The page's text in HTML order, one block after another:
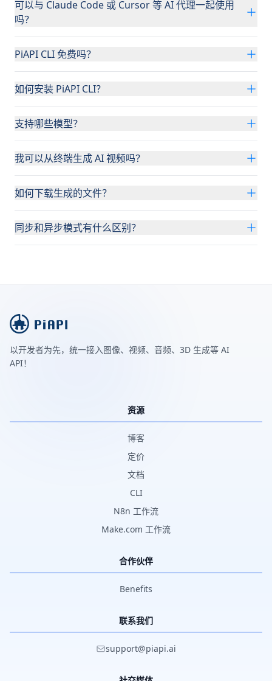
可以与 Claude Code 或 Cursor 等 AI 代理一起使用
吗？
PiAPI CLI 免费吗？
如何安装 PiAPI CLI？
支持哪些模型？
我可以从终端生成 AI 视频吗？
如何下载生成的文件？
同步和异步模式有什么区别？
以开发者为先，统一接入图像、视频、音频、3D 生成等 AI
API！
资源
博客
定价
文档
CLI
N8n 工作流
Make.com 工作流
合作伙伴
Benefits
联系我们
support@piapi.ai